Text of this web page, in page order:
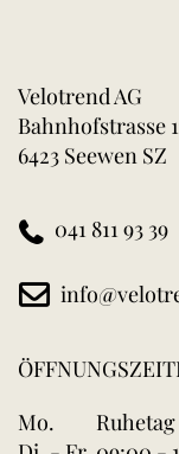
Velotrend AG
Bahnhofstrasse
6423 Seewen SZ
041 811 93 39
Mo.
Ruhetag